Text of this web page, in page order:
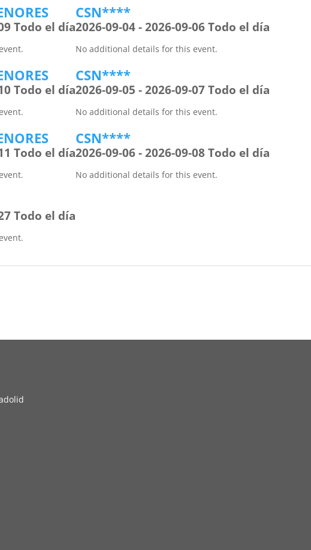
Todo el día
CSN****
2026-09-04 - 2026-09-06 Todo el día
No additional details for this event.
Todo el día
CSN****
2026-09-05 - 2026-09-07 Todo el día
No additional details for this event.
Todo el día
CSN****
2026-09-06 - 2026-09-08 Todo el día
No additional details for this event.
Todo el día